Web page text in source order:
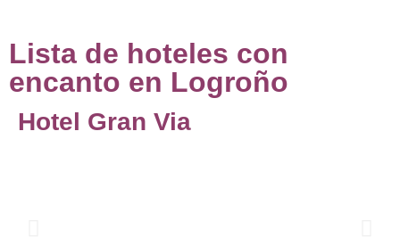
Lista de hoteles con
encanto en Logroño
Hotel Gran Via